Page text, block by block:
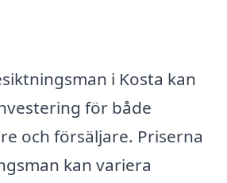
i Kosta kan
för både
och försäljare. Priserna
kan variera